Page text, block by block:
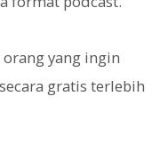
yang ingin
gratis terlebih